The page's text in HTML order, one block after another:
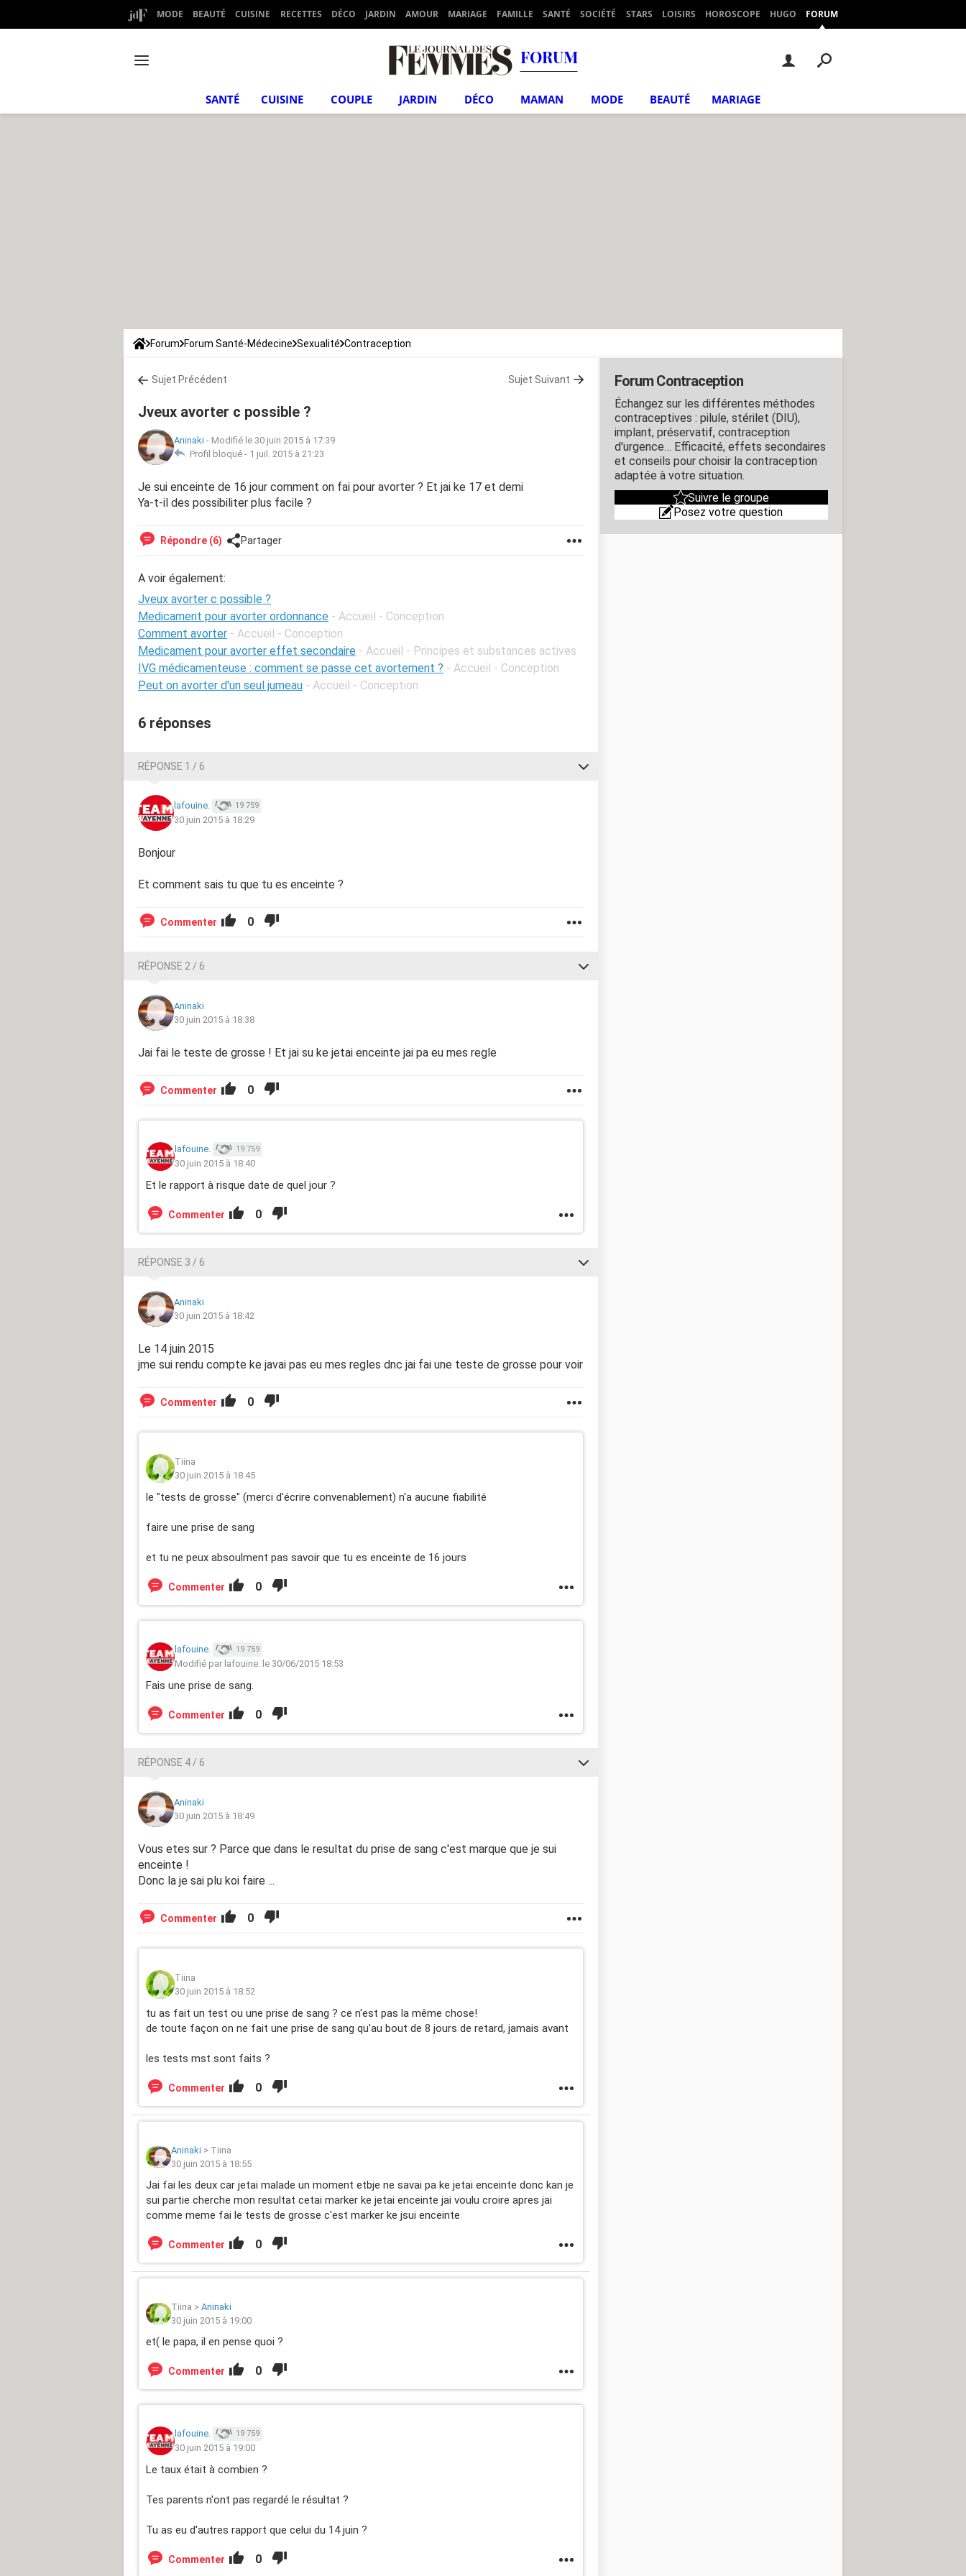
MODE BEAUTÉ CUISINE RECETTES DÉCO JARDIN AMOUR MARIAGE FAMILLE SANTÉ SOCIÉTÉ STARS LOISIRS HOROSCOPE HUGO FORUM
FORUM
SANTÉ CUISINE COUPLE JARDIN DÉCO MAMAN MODE BEAUTÉ MARIAGE
Forum Forum Santé-Médecine Sexualité Contraception
Sujet Précédent Sujet Suivant
Jveux avorter c possible ?
Aninaki - Modifié le 30 juin 2015 à 17:39
Profil bloqué - 1 juil. 2015 à 21:23
Je sui enceinte de 16 jour comment on fai pour avorter ? Et jai ke 17 et demi
Ya-t-il des possibiliter plus facile ?
Répondre (6) Partager
A voir également:
Jveux avorter c possible ?
Medicament pour avorter ordonnance - Accueil - Conception
Comment avorter - Accueil - Conception
Medicament pour avorter effet secondaire - Accueil - Principes et substances actives
IVG médicamenteuse : comment se passe cet avortement ? - Accueil - Conception
Peut on avorter d'un seul jumeau - Accueil - Conception
6 réponses
RÉPONSE 1 / 6
lafouine. 19 759
30 juin 2015 à 18:29
Bonjour
Et comment sais tu que tu es enceinte ?
Commenter 0
RÉPONSE 2 / 6
Aninaki
30 juin 2015 à 18:38
Jai fai le teste de grosse ! Et jai su ke jetai enceinte jai pa eu mes regle
Commenter 0
lafouine. 19 759
30 juin 2015 à 18:40
Et le rapport à risque date de quel jour ?
Commenter 0
RÉPONSE 3 / 6
Aninaki
30 juin 2015 à 18:42
Le 14 juin 2015
jme sui rendu compte ke javai pas eu mes regles dnc jai fai une teste de grosse pour voir
Commenter 0
Tiina
30 juin 2015 à 18:45
le "tests de grosse" (merci d'écrire convenablement) n'a aucune fiabilité
faire une prise de sang
et tu ne peux absoulment pas savoir que tu es enceinte de 16 jours
Commenter 0
lafouine. 19 759
Modifié par lafouine. le 30/06/2015 18:53
Fais une prise de sang.
Commenter 0
RÉPONSE 4 / 6
Aninaki
30 juin 2015 à 18:49
Vous etes sur ? Parce que dans le resultat du prise de sang c'est marque que je sui
enceinte !
Donc la je sai plu koi faire ...
Commenter 0
Tiina
30 juin 2015 à 18:52
tu as fait un test ou une prise de sang ? ce n'est pas la même chose!
de toute façon on ne fait une prise de sang qu'au bout de 8 jours de retard, jamais avant
les tests mst sont faits ?
Commenter 0
Aninaki > Tiina
30 juin 2015 à 18:55
Jai fai les deux car jetai malade un moment etbje ne savai pa ke jetai enceinte donc kan je
sui partie cherche mon resultat cetai marker ke jetai enceinte jai voulu croire apres jai
comme meme fai le tests de grosse c'est marker ke jsui enceinte
Commenter 0
Tiina > Aninaki
30 juin 2015 à 19:00
et( le papa, il en pense quoi ?
Commenter 0
lafouine. 19 759
30 juin 2015 à 19:00
Le taux était à combien ?
Tes parents n'ont pas regardé le résultat ?
Tu as eu d'autres rapport que celui du 14 juin ?
Commenter 0
Forum Contraception
Échangez sur les différentes méthodes
contraceptives : pilule, stérilet (DIU),
implant, préservatif, contraception
d'urgence… Efficacité, effets secondaires
et conseils pour choisir la contraception
adaptée à votre situation.
Suivre le groupe
Posez votre question